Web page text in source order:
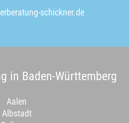
schickner.de
in Baden-Württemberg
Aalen
Albstadt